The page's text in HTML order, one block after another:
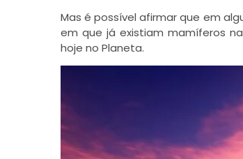
Mas é possível afirmar que em
em que já existiam mamíferos
hoje no Planeta.